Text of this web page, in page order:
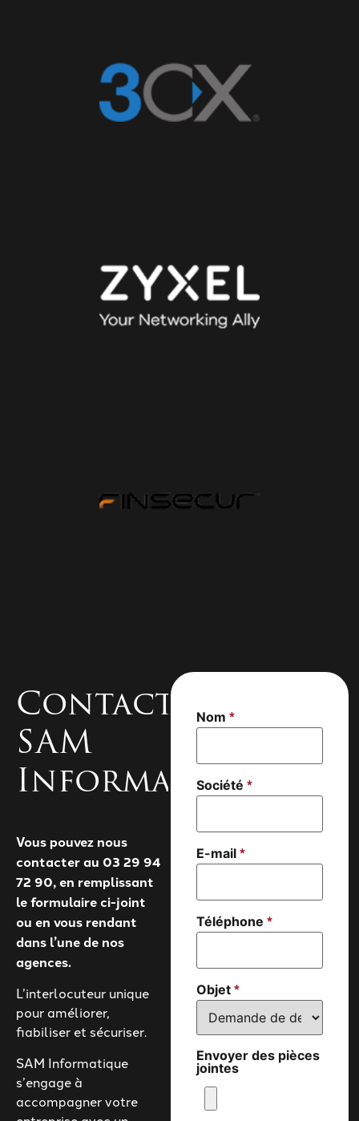
Contacter
SAM
Informatique
Vous pouvez nous
contacter au 03 29 94
72 90, en remplissant
le formulaire ci-joint
ou en vous rendant
dans l’une de nos
agences.
L’interlocuteur unique
pour améliorer,
fiabiliser et sécuriser.
SAM Informatique
s’engage à
accompagner votre
Nom*
Société*
Société
*
E-mail*
Téléphone*
Objet*
Envoyer des pièces
jointes